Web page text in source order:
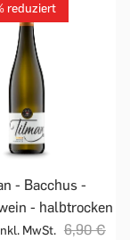
reduziert
- Bacchus -
- halbtrocken
MwSt. 6,90 €